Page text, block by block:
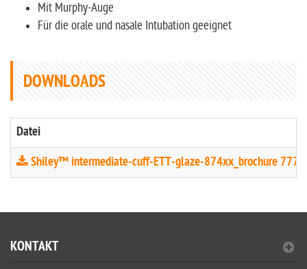
Mit Murphy-Auge
Für die orale und nasale Intubation geeignet
DOWNLOADS
Datei
Shiley™ intermediate-cuff-ETT-glaze-874xx_brochure
KONTAKT